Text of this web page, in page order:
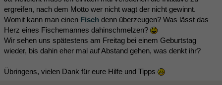
ergreifen, nach dem Motto wer nicht wagt der nicht gewinnt.
Womit kann man einen Fisch denn überzeugen? Was lässt das
Herz eines Fischemannes dahinschmelzen?
Wir sehen uns spätestens am Freitag bei einem Geburtstag
wieder, bis dahin eher mal auf Abstand gehen, was denkt ihr?
Übringens, vielen Dank für eure Hilfe und Tipps